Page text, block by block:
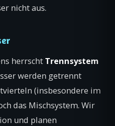
nicht aus.
herrscht Trennsystem
werden getrennt
(insbesondere im
das Mischsystem. Wir
und planen